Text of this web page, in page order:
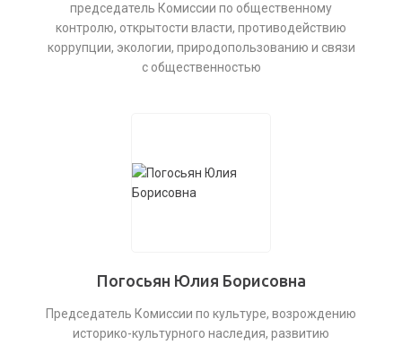
председатель Комиссии по общественному
контролю, открытости власти, противодействию
коррупции, экологии, природопользованию и связи
с общественностью
Погосьян Юлия Борисовна
Председатель Комиссии по культуре, возрождению
историко-культурного наследия, развитию